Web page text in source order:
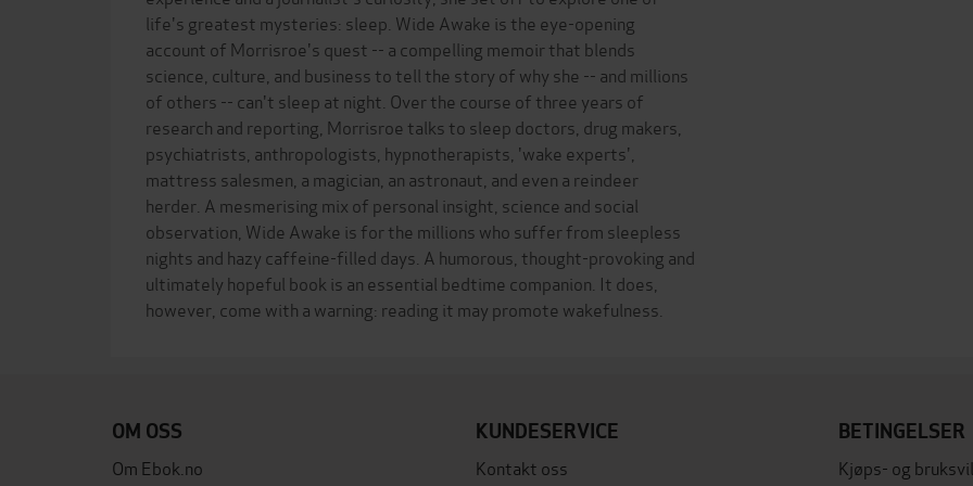
life's greatest mysteries: sleep. Wide Awake is the eye-opening
account of Morrisroe's quest -- a compelling memoir that blends
science, culture, and business to tell the story of why she -- and millions
of others -- can't sleep at night. Over the course of three years of
research and reporting, Morrisroe talks to sleep doctors, drug makers,
psychiatrists, anthropologists, hypnotherapists, 'wake experts',
mattress salesmen, a magician, an astronaut, and even a reindeer
herder. A mesmerising mix of personal insight, science and social
observation, Wide Awake is for the millions who suffer from sleepless
nights and hazy caffeine-filled days. A humorous, thought-provoking and
ultimately hopeful book is an essential bedtime companion. It does,
OM OSS
Om Ebok.no
KUNDESERVICE
Kontakt oss
BETINGELSER
Kjøps- og